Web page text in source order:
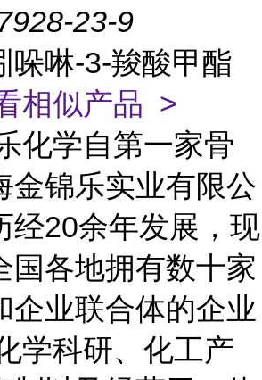
23-9
哚啉-3-羧酸甲酯
相似产品 >
化学自第一家骨
金锦乐实业有限公
经20余年发展，现
国各地拥有数十家
企业联合体的企业
学科研、化工产